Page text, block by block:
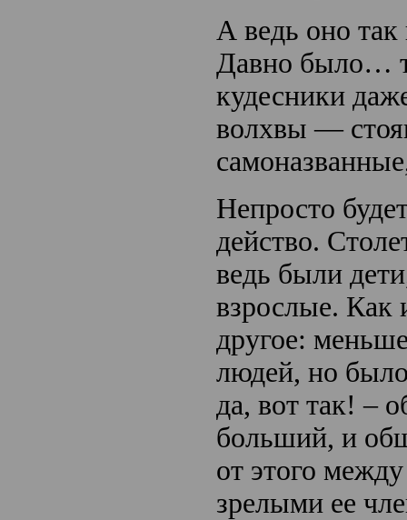
А ведь оно
Давно было…
кудесники
волхвы —
Непросто
действо.
ведь были
взрослые. Как
другое:
людей, но
да, вот так! –
больший, и
от этого
зрелыми ее